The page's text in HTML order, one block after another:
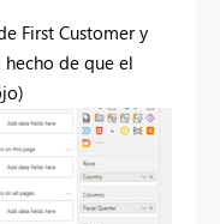
First Customer y
de que el